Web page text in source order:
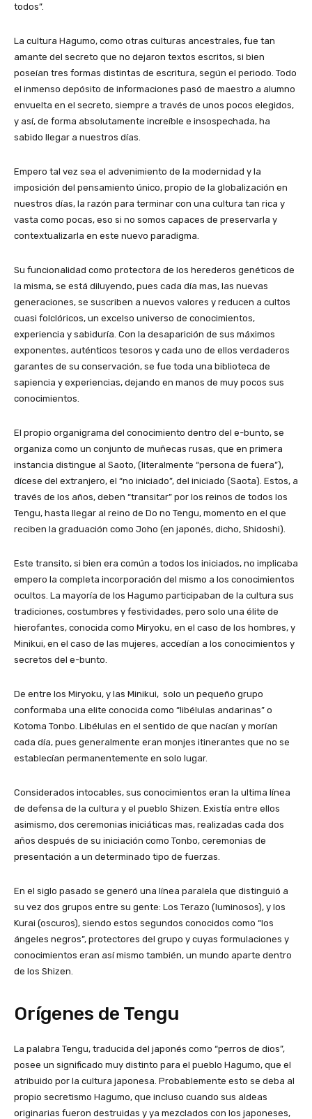
todos”.
La cultura Hagumo, como otras culturas ancestrales, fue tan
amante del secreto que no dejaron textos escritos, si bien
poseían tres formas distintas de escritura, según el periodo. Todo
el inmenso depósito de informaciones pasó de maestro a alumno
envuelta en el secreto, siempre a través de unos pocos elegidos,
y así, de forma absolutamente increíble e insospechada, ha
sabido llegar a nuestros días.
Empero tal vez sea el advenimiento de la modernidad y la
imposición del pensamiento único, propio de la globalización en
nuestros días, la razón para terminar con una cultura tan rica y
vasta como pocas, eso si no somos capaces de preservarla y
contextualizarla en este nuevo paradigma.
Su funcionalidad como protectora de los herederos genéticos de
la misma, se está diluyendo, pues cada día mas, las nuevas
generaciones, se suscriben a nuevos valores y reducen a cultos
cuasi folclóricos, un excelso universo de conocimientos,
experiencia y sabiduría. Con la desaparición de sus máximos
exponentes, auténticos tesoros y cada uno de ellos verdaderos
garantes de su conservación, se fue toda una biblioteca de
sapiencia y experiencias, dejando en manos de muy pocos sus
conocimientos.
El propio organigrama del conocimiento dentro del e-bunto, se
organiza como un conjunto de muñecas rusas, que en primera
instancia distingue al Saoto, (literalmente “persona de fuera”),
dícese del extranjero, el “no iniciado”, del iniciado (Saota). Estos, a
través de los años, deben “transitar” por los reinos de todos los
Tengu, hasta llegar al reino de Do no Tengu, momento en el que
reciben la graduación como Joho (en japonés, dicho, Shidoshi).
Este transito, si bien era común a todos los iniciados, no implicaba
empero la completa incorporación del mismo a los conocimientos
ocultos. La mayoría de los Hagumo participaban de la cultura sus
tradiciones, costumbres y festividades, pero solo una élite de
hierofantes, conocida como Miryoku, en el caso de los hombres, y
Minikui, en el caso de las mujeres, accedían a los conocimientos y
secretos del e-bunto.
De entre los Miryoku, y las Minikui, solo un pequeño grupo
conformaba una elite conocida como “libélulas andarinas” o
Kotoma Tonbo. Libélulas en el sentido de que nacían y morían
cada día, pues generalmente eran monjes itinerantes que no se
establecían permanentemente en solo lugar.
Considerados intocables, sus conocimientos eran la ultima línea
de defensa de la cultura y el pueblo Shizen. Existía entre ellos
asimismo, dos ceremonias iniciáticas mas, realizadas cada dos
años después de su iniciación como Tonbo, ceremonias de
presentación a un determinado tipo de fuerzas.
En el siglo pasado se generó una línea paralela que distinguió a
su vez dos grupos entre su gente: Los Terazo (luminosos), y los
Kurai (oscuros), siendo estos segundos conocidos como “los
ángeles negros”, protectores del grupo y cuyas formulaciones y
conocimientos eran así mismo también, un mundo aparte dentro
de los Shizen.
Orígenes de Tengu
La palabra Tengu, traducida del japonés como “perros de dios”,
posee un significado muy distinto para el pueblo Hagumo, que el
atribuido por la cultura japonesa. Probablemente esto se deba al
propio secretismo Hagumo, que incluso cuando sus aldeas
originarias fueron destruidas y ya mezclados con los japoneses,